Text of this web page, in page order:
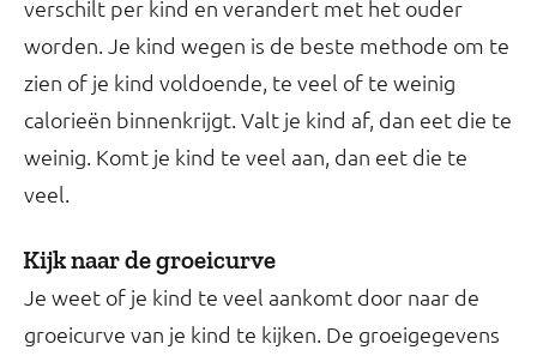
verschilt per kind en verandert met het ouder
worden. Je kind wegen is de beste methode om te
zien of je kind voldoende, te veel of te weinig
calorieën binnenkrijgt. Valt je kind af, dan eet die te
weinig. Komt je kind te veel aan, dan eet die te
veel.
Kijk naar de groeicurve
Je weet of je kind te veel aankomt door naar de
groeicurve van je kind te kijken. De groeigegevens